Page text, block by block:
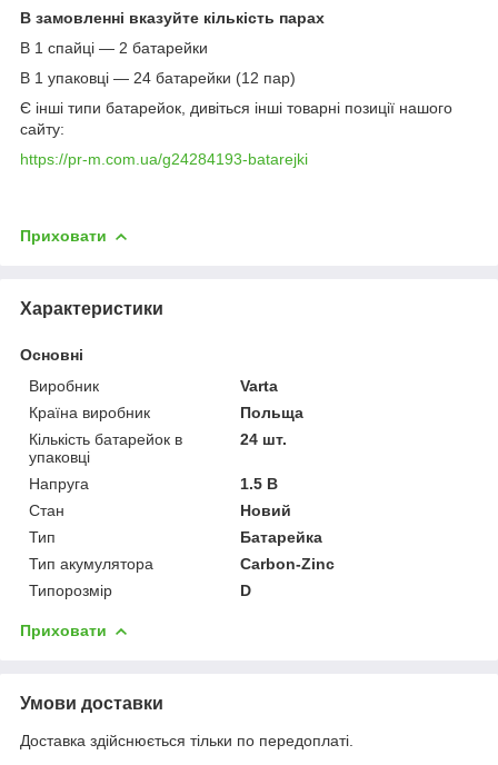
В замовленні вказуйте кількість парах
В 1 спайці — 2 батарейки
В 1 упаковці — 24 батарейки (12 пар)
Є інші типи батарейок, дивіться інші товарні позиції нашого
сайту:
https://pr-m.com.ua/g24284193-batarejki
Приховати
Характеристики
Основні
Виробник
Varta
Країна виробник
Польща
Кількість батарейок в
упаковці
24 шт.
Напруга
1.5 В
Стан
Новий
Тип
Батарейка
Тип акумулятора
Carbon-Zinc
Типорозмір
D
Приховати
Умови доставки
Доставка здійснюється тільки по передоплаті.